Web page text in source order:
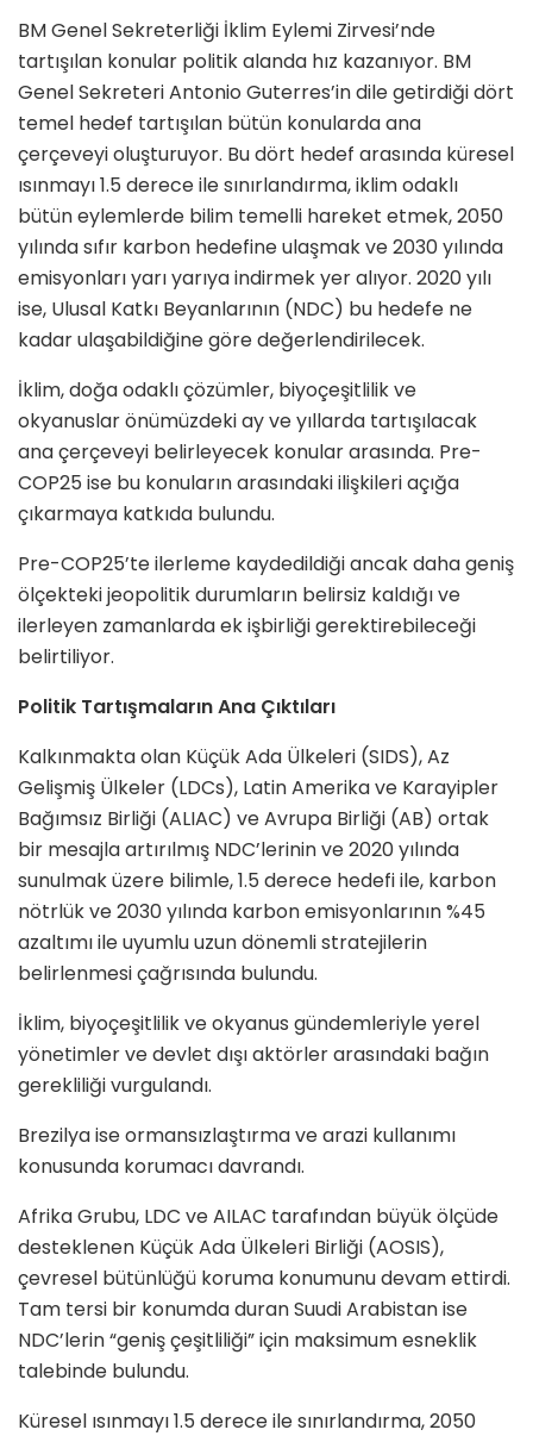
BM Genel Sekreterliği İklim Eylemi Zirvesi’nde
tartışılan konular politik alanda hız kazanıyor. BM
Genel Sekreteri Antonio Guterres’in dile getirdiği dört
temel hedef tartışılan bütün konularda ana
çerçeveyi oluşturuyor. Bu dört hedef arasında küresel
ısınmayı 1.5 derece ile sınırlandırma, iklim odaklı
bütün eylemlerde bilim temelli hareket etmek, 2050
yılında sıfır karbon hedefine ulaşmak ve 2030 yılında
emisyonları yarı yarıya indirmek yer alıyor. 2020 yılı
ise, Ulusal Katkı Beyanlarının (NDC) bu hedefe ne
kadar ulaşabildiğine göre değerlendirilecek.
İklim, doğa odaklı çözümler, biyoçeşitlilik ve
okyanuslar önümüzdeki ay ve yıllarda tartışılacak
ana çerçeveyi belirleyecek konular arasında. Pre-
COP25 ise bu konuların arasındaki ilişkileri açığa
çıkarmaya katkıda bulundu.
Pre-COP25’te ilerleme kaydedildiği ancak daha geniş
ölçekteki jeopolitik durumların belirsiz kaldığı ve
ilerleyen zamanlarda ek işbirliği gerektirebileceği
belirtiliyor.
Politik Tartışmaların Ana Çıktıları
Kalkınmakta olan Küçük Ada Ülkeleri (SIDS), Az
Gelişmiş Ülkeler (LDCs), Latin Amerika ve Karayipler
Bağımsız Birliği (ALIAC) ve Avrupa Birliği (AB) ortak
bir mesajla artırılmış NDC’lerinin ve 2020 yılında
sunulmak üzere bilimle, 1.5 derece hedefi ile, karbon
nötrlük ve 2030 yılında karbon emisyonlarının %45
azaltımı ile uyumlu uzun dönemli stratejilerin
belirlenmesi çağrısında bulundu.
İklim, biyoçeşitlilik ve okyanus gündemleriyle yerel
yönetimler ve devlet dışı aktörler arasındaki bağın
gerekliliği vurgulandı.
Brezilya ise ormansızlaştırma ve arazi kullanımı
konusunda korumacı davrandı.
Afrika Grubu, LDC ve AILAC tarafından büyük ölçüde
desteklenen Küçük Ada Ülkeleri Birliği (AOSIS),
çevresel bütünlüğü koruma konumunu devam ettirdi.
Tam tersi bir konumda duran Suudi Arabistan ise
NDC’lerin “geniş çeşitliliği” için maksimum esneklik
talebinde bulundu.
Küresel ısınmayı 1.5 derece ile sınırlandırma, 2050